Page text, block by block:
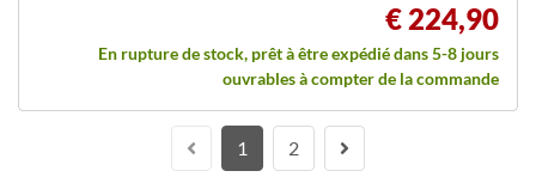
€ 224,90
En rupture de stock, prêt à être expédié dans 5-8 jours
ouvrables à compter de la commande
1 2